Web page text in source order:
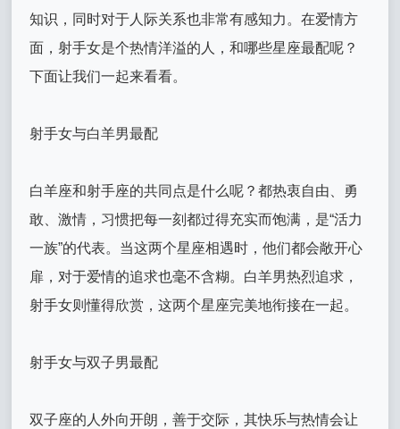
知识，同时对于人际关系也非常有感知力。在爱情方
面，射手女是个热情洋溢的人，和哪些星座最配呢？
下面让我们一起来看看。
射手女与白羊男最配
白羊座和射手座的共同点是什么呢？都热衷自由、勇
敢、激情，习惯把每一刻都过得充实而饱满，是“活力
一族”的代表。当这两个星座相遇时，他们都会敞开心
扉，对于爱情的追求也毫不含糊。白羊男热烈追求，
射手女则懂得欣赏，这两个星座完美地衔接在一起。
射手女与双子男最配
双子座的人外向开朗，善于交际，其快乐与热情会让